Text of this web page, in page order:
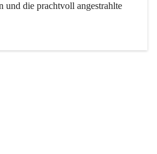
und die prachtvoll angestrahlte
nicht mehr, ist aber integrativer